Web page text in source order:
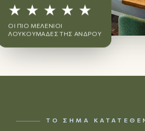
★ ★ ★ ★ ★
ΟΙ ΠΙΟ ΜΕΛΈΝΙΟΙ
ΛΟΥΚΟΥΜΆΔΕΣ ΤΗΣ ΆΝΔΡΟΥ
ΤΟ ΣΉΜΑ